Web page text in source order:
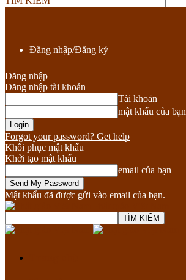
Đăng nhập/Đăng ký
Đăng nhập
Đăng nhập tài khoản
Tài khoản
mật khẩu của bạn
Forgot your password? Get help
Khôi phục mật khẩu
Khởi tạo mật khẩu
email của bạn
Mật khẩu đã được gửi vào email của bạn.